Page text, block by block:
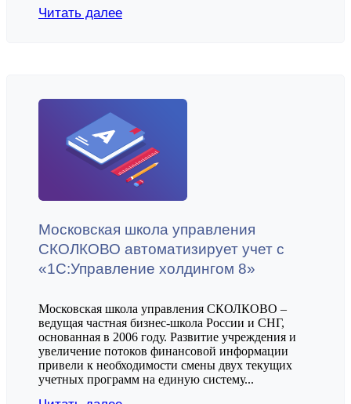
Читать далее
Московская школа управления
СКОЛКОВО автоматизирует учет с
«1С:Управление холдингом 8»
Московская школа управления СКОЛКОВО –
ведущая частная бизнес-школа России и СНГ,
основанная в 2006 году. Развитие учреждения и
увеличение потоков финансовой информации
привели к необходимости смены двух текущих
учетных программ на единую систему...